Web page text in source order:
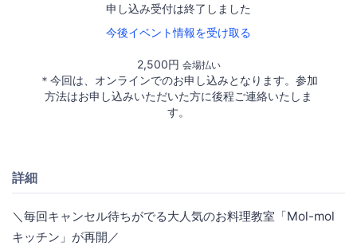
申し込み受付は終了しました
今後イベント情報を受け取る
2,500円 会場払い
＊今回は、オンラインでのお申し込みとなります。参加
方法はお申し込みいただいた方に後程ご連絡いたしま
す。
詳細
＼毎回キャンセル待ちがでる大人気のお料理教室「Mol-mol
キッチン」が再開／